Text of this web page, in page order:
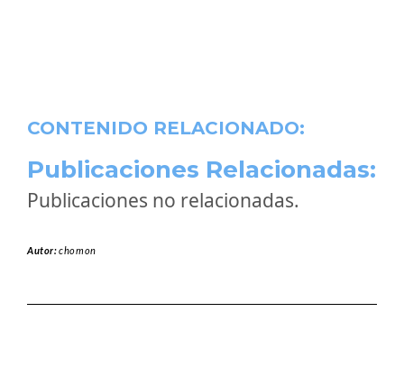
CONTENIDO RELACIONADO:
Publicaciones Relacionadas:
Publicaciones no relacionadas.
Autor:chomon